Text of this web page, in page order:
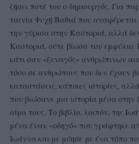
ζήσει ποτέ του ο δημιουργός. Για
ταινία Ψυχή Βαθιά που αναφέρεται
την γύρισα στην Καστοριά, αλλά
Καστοριά, ούτε βίωσα τον εμφύλιο.
κάτι σαν «ξεναγός» ανθρώπινων
τόσο σε ανθρώπους που δεν έχουν
καταστάσεις, κάποιες ιστορίες,
που βιώσανε μια ιστορία μέσα
αίμα τους. Το βιβλίο, λοιπόν, της
μένα έναν «οδηγό» που γράφτηκε
Ιωάννα και με μύησε με ένα τόπο